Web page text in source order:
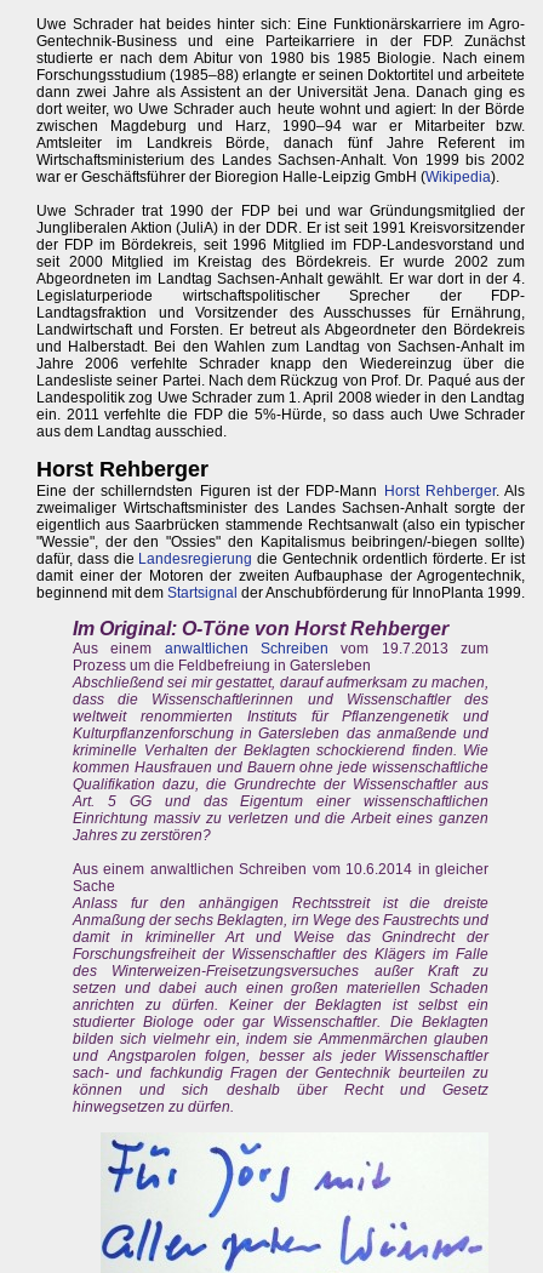
Uwe Schrader hat beides hinter sich: Eine Funktionärskarriere im Agro-
Gentechnik-Business und eine Parteikarriere in der FDP. Zunächst
studierte er nach dem Abitur von 1980 bis 1985 Biologie. Nach einem
Forschungsstudium (1985–88) erlangte er seinen Doktortitel und arbeitete
dann zwei Jahre als Assistent an der Universität Jena. Danach ging es
dort weiter, wo Uwe Schrader auch heute wohnt und agiert: In der Börde
zwischen Magdeburg und Harz, 1990–94 war er Mitarbeiter bzw.
Amtsleiter im Landkreis Börde, danach fünf Jahre Referent im
Wirtschaftsministerium des Landes Sachsen-Anhalt. Von 1999 bis 2002
war er Geschäftsführer der Bioregion Halle-Leipzig GmbH (Wikipedia).
Uwe Schrader trat 1990 der FDP bei und war Gründungsmitglied der
Jungliberalen Aktion (JuliA) in der DDR. Er ist seit 1991 Kreisvorsitzender
der FDP im Bördekreis, seit 1996 Mitglied im FDP-Landesvorstand und
seit 2000 Mitglied im Kreistag des Bördekreis. Er wurde 2002 zum
Abgeordneten im Landtag Sachsen-Anhalt gewählt. Er war dort in der 4.
Legislaturperiode wirtschaftspolitischer Sprecher der FDP-
Landtagsfraktion und Vorsitzender des Ausschusses für Ernährung,
Landwirtschaft und Forsten. Er betreut als Abgeordneter den Bördekreis
und Halberstadt. Bei den Wahlen zum Landtag von Sachsen-Anhalt im
Jahre 2006 verfehlte Schrader knapp den Wiedereinzug über die
Landesliste seiner Partei. Nach dem Rückzug von Prof. Dr. Paqué aus der
Landespolitik zog Uwe Schrader zum 1. April 2008 wieder in den Landtag
ein. 2011 verfehlte die FDP die 5%-Hürde, so dass auch Uwe Schrader
aus dem Landtag ausschied.
Horst Rehberger
Eine der schillerndsten Figuren ist der FDP-Mann Horst Rehberger. Als
zweimaliger Wirtschaftsminister des Landes Sachsen-Anhalt sorgte der
eigentlich aus Saarbrücken stammende Rechtsanwalt (also ein typischer
"Wessie", der den "Ossies" den Kapitalismus beibringen/-biegen sollte)
dafür, dass die Landesregierung die Gentechnik ordentlich förderte. Er ist
damit einer der Motoren der zweiten Aufbauphase der Agrogentechnik,
beginnend mit dem Startsignal der Anschubförderung für InnoPlanta 1999.
Im Original: O-Töne von Horst Rehberger
Aus einem anwaltlichen Schreiben vom 19.7.2013 zum
Prozess um die Feldbefreiung in Gatersleben
Abschließend sei mir gestattet, darauf aufmerksam zu machen,
dass die Wissenschaftlerinnen und Wissenschaftler des
weltweit renommierten Instituts für Pflanzengenetik und
Kulturpflanzenforschung in Gatersleben das anmaßende und
kriminelle Verhalten der Beklagten schockierend finden. Wie
kommen Hausfrauen und Bauern ohne jede wissenschaftliche
Qualifikation dazu, die Grundrechte der Wissenschaftler aus
Art. 5 GG und das Eigentum einer wissenschaftlichen
Einrichtung massiv zu verletzen und die Arbeit eines ganzen
Jahres zu zerstören?
Aus einem anwaltlichen Schreiben vom 10.6.2014 in gleicher
Sache
Anlass fur den anhängigen Rechtsstreit ist die dreiste
Anmaßung der sechs Beklagten, irn Wege des Faustrechts und
damit in krimineller Art und Weise das Gnindrecht der
Forschungsfreiheit der Wissenschaftler des Klägers im Falle
des Winterweizen-Freisetzungsversuches außer Kraft zu
setzen und dabei auch einen großen materiellen Schaden
anrichten zu dürfen. Keiner der Beklagten ist selbst ein
studierter Biologe oder gar Wissenschaftler. Die Beklagten
bilden sich vielmehr ein, indem sie Ammenmärchen glauben
und Angstparolen folgen, besser als jeder Wissenschaftler
sach- und fachkundig Fragen der Gentechnik beurteilen zu
können und sich deshalb über Recht und Gesetz
hinwegsetzen zu dürfen.